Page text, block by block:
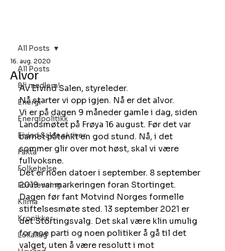
All Posts
Bli medlem!
Energi
Energipolitikk
Eivind Salen skriver
Fakta
Folkehelse
Forurensing
Klima
Kronikker
Lokallag
All Posts
Alvor
16. aug. 2020
Av Eivind Salen, styreleder.
Nå starter vi opp igjen. Nå er det alvor.
Vi er på dagen 9 måneder gamle i dag, siden
Landsmøtet på Frøya 16 august. Før det var
barnet påtenkt en god stund. Nå, i det
sommer glir over mot høst, skal vi være
fullvoksne.
Det er noen datoer i september. 8 september
2019 var markeringen foran Stortinget.
Dagen før fant Motvind Norges formelle
stiftelsesmøte sted. 13 september 2021 er
det Stortingsvalg. Det skal være klin umulig
for noe parti og noen politiker å gå til det
valget, uten å være resolutt i mot